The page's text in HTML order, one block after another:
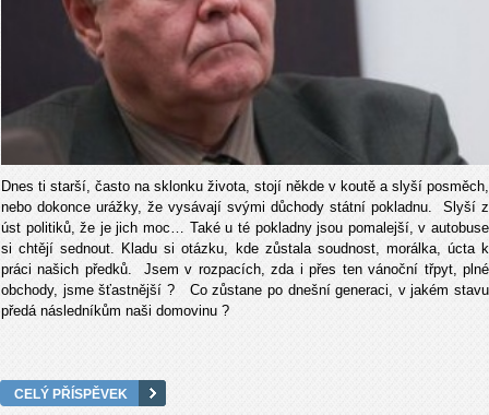
Dnes ti starší, často na sklonku života, stojí někde v koutě a slyší posměch,
nebo dokonce urážky, že vysávají svými důchody státní pokladnu. Slyší z
úst politiků, že je jich moc… Také u té pokladny jsou pomalejší, v autobuse
si chtějí sednout. Kladu si otázku, kde zůstala soudnost, morálka, úcta k
práci našich předků. Jsem v rozpacích, zda i přes ten vánoční třpyt, plné
obchody, jsme šťastnější ? Co zůstane po dnešní generaci, v jakém stavu
předá následníkům naši domovinu ?
CELÝ PŘÍSPĚVEK